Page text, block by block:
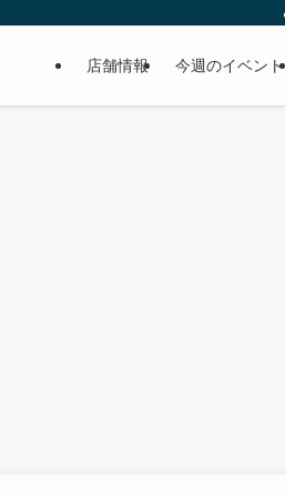
店舗情報 今週のイベント